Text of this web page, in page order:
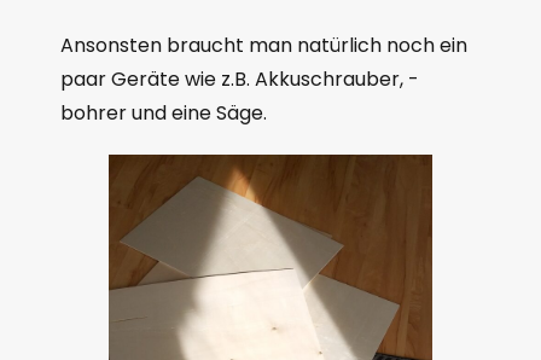
Ansonsten braucht man natürlich noch ein
paar Geräte wie z.B. Akkuschrauber, -
bohrer und eine Säge.